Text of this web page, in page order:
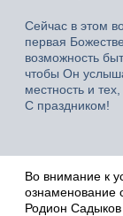
Сейчас в этом
первая
возможность
чтобы Он
местность и
С праздником!
Во внимание к
ознаменование
Родион